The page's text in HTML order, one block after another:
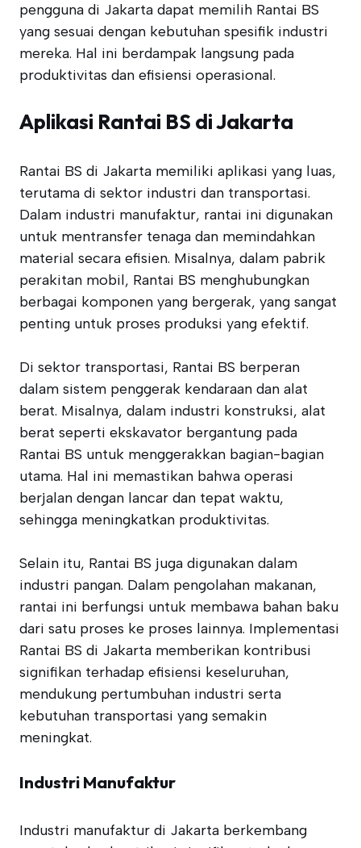
pengguna di Jakarta dapat memilih Rantai BS
yang sesuai dengan kebutuhan spesifik industri
mereka. Hal ini berdampak langsung pada
produktivitas dan efisiensi operasional.
Aplikasi Rantai BS di Jakarta
Rantai BS di Jakarta memiliki aplikasi yang luas,
terutama di sektor industri dan transportasi.
Dalam industri manufaktur, rantai ini digunakan
untuk mentransfer tenaga dan memindahkan
material secara efisien. Misalnya, dalam pabrik
perakitan mobil, Rantai BS menghubungkan
berbagai komponen yang bergerak, yang sangat
penting untuk proses produksi yang efektif.
Di sektor transportasi, Rantai BS berperan
dalam sistem penggerak kendaraan dan alat
berat. Misalnya, dalam industri konstruksi, alat
berat seperti ekskavator bergantung pada
Rantai BS untuk menggerakkan bagian-bagian
utama. Hal ini memastikan bahwa operasi
berjalan dengan lancar dan tepat waktu,
sehingga meningkatkan produktivitas.
Selain itu, Rantai BS juga digunakan dalam
industri pangan. Dalam pengolahan makanan,
rantai ini berfungsi untuk membawa bahan baku
dari satu proses ke proses lainnya. Implementasi
Rantai BS di Jakarta memberikan kontribusi
signifikan terhadap efisiensi keseluruhan,
mendukung pertumbuhan industri serta
kebutuhan transportasi yang semakin
meningkat.
Industri Manufaktur
Industri manufaktur di Jakarta berkembang